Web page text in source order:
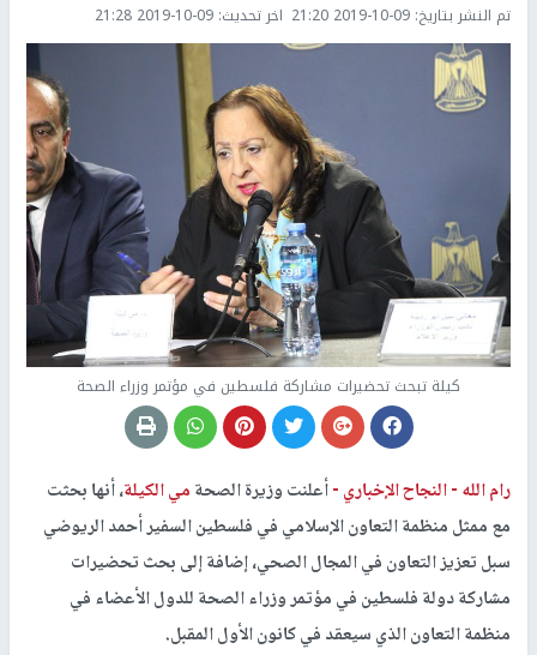
تم النشر بتاريخ: 2019-10-09 21:20 اخر تحديث: 2019-10-09 21:28
كيلة تبحث تحضيرات مشاركة فلسطين في مؤتمر وزراء الصحة
رام الله -النجاح الإخباري -أعلنت وزيرة الصحةمي الكيلة، أنها بحثت
مع ممثل منظمة التعاون الإسلامي في فلسطين السفير أحمد الريوضي
سبل تعزيز التعاون في المجال الصحي، إضافة إلى بحث تحضيرات
مشاركة دولة فلسطين في مؤتمر وزراء الصحة للدول الأعضاء في
منظمة التعاون الذي سيعقد في كانون الأول المقبل.